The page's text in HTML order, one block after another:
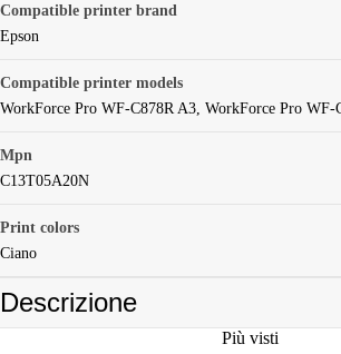
Compatible printer brand
Epson
Compatible printer models
WorkForce Pro WF-C878R A3, WorkForce Pro WF-
Mpn
C13T05A20N
Print colors
Ciano
Descrizione
Più visti